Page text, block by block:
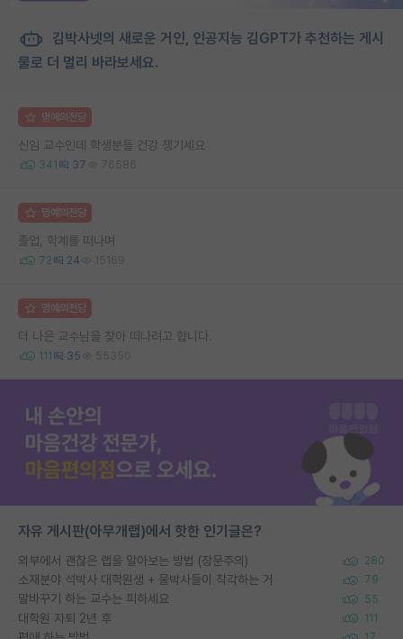
김박사넷의 새로운 거인, 인공지능 김GPT가 추천하는 게시
물로 더 멀리 바라보세요.
명예의전당
신임 교수인데 학생분들 건강 챙기세요
341 37 76586
명예의전당
졸업, 학계를 떠나며
72 24 15169
명예의전당
더 나은 교수님을 찾아 떠나려고 합니다.
111 35 55350
자유 게시판(아무개랩)에서 핫한 인기글은?
외부에서 괜찮은 랩을 알아보는 방법 (장문주의) 280
소재분야 석박사 대학원생 + 물박사들이 착각하는 거 79
말바꾸기 하는 교수는 피하세요 55
대학원 자퇴 2년 후 111